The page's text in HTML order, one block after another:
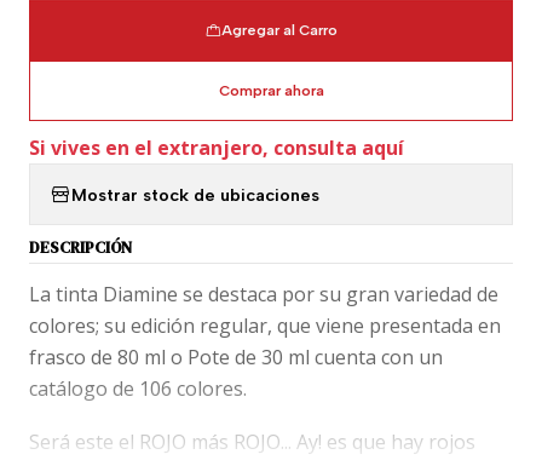
Agregar al Carro
Comprar ahora
Si vives en el extranjero, consulta aquí
Mostrar stock de ubicaciones
DESCRIPCIÓN
La tinta Diamine se destaca por su gran variedad de
colores; su edición regular, que viene presentada en
frasco de 80 ml o Pote de 30 ml cuenta con un
catálogo de 106 colores.
Será este el ROJO más ROJO... Ay! es que hay rojos